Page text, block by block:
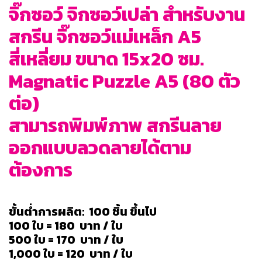
จิ๊กซอว์ จิกซอว์เปล่า สำหรับงาน
สกรีน จิ๊กซอว์แม่เหล็ก A5
สี่เหลี่ยม ขนาด 15x20 ซม.
Magnatic Puzzle A5 (80 ตัว
ต่อ)
สามารถพิมพ์ภาพ สกรีนลาย
ออกแบบลวดลายได้ตาม
ต้องการ
ขั้นต่ำการผลิต: 100 ชิ้น ขึ้นไป
100 ใบ = 180 บาท / ใบ
500 ใบ = 170 บาท / ใบ
1,000 ใบ = 120 บาท / ใบ